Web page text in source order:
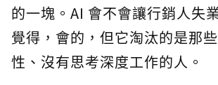
的一塊。AI 會不會讓行銷人失
覺得，會的，但它淘汰的是那
性、沒有思考深度工作的人。